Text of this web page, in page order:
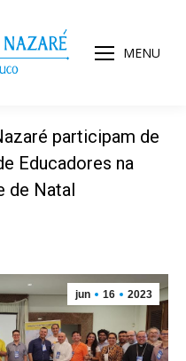
MENU
participam de
Educadores na
de Natal
jun 16 2023